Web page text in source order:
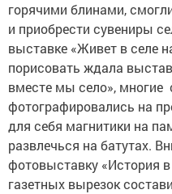
горячими блинами,
и приобрести сувениры
выставке «Живет в селе
порисовать ждала
вместе мы село», многие
фотографировались на
для себя магнитики на
развлечься на батутах.
фотовыставку «История
газетных вырезок